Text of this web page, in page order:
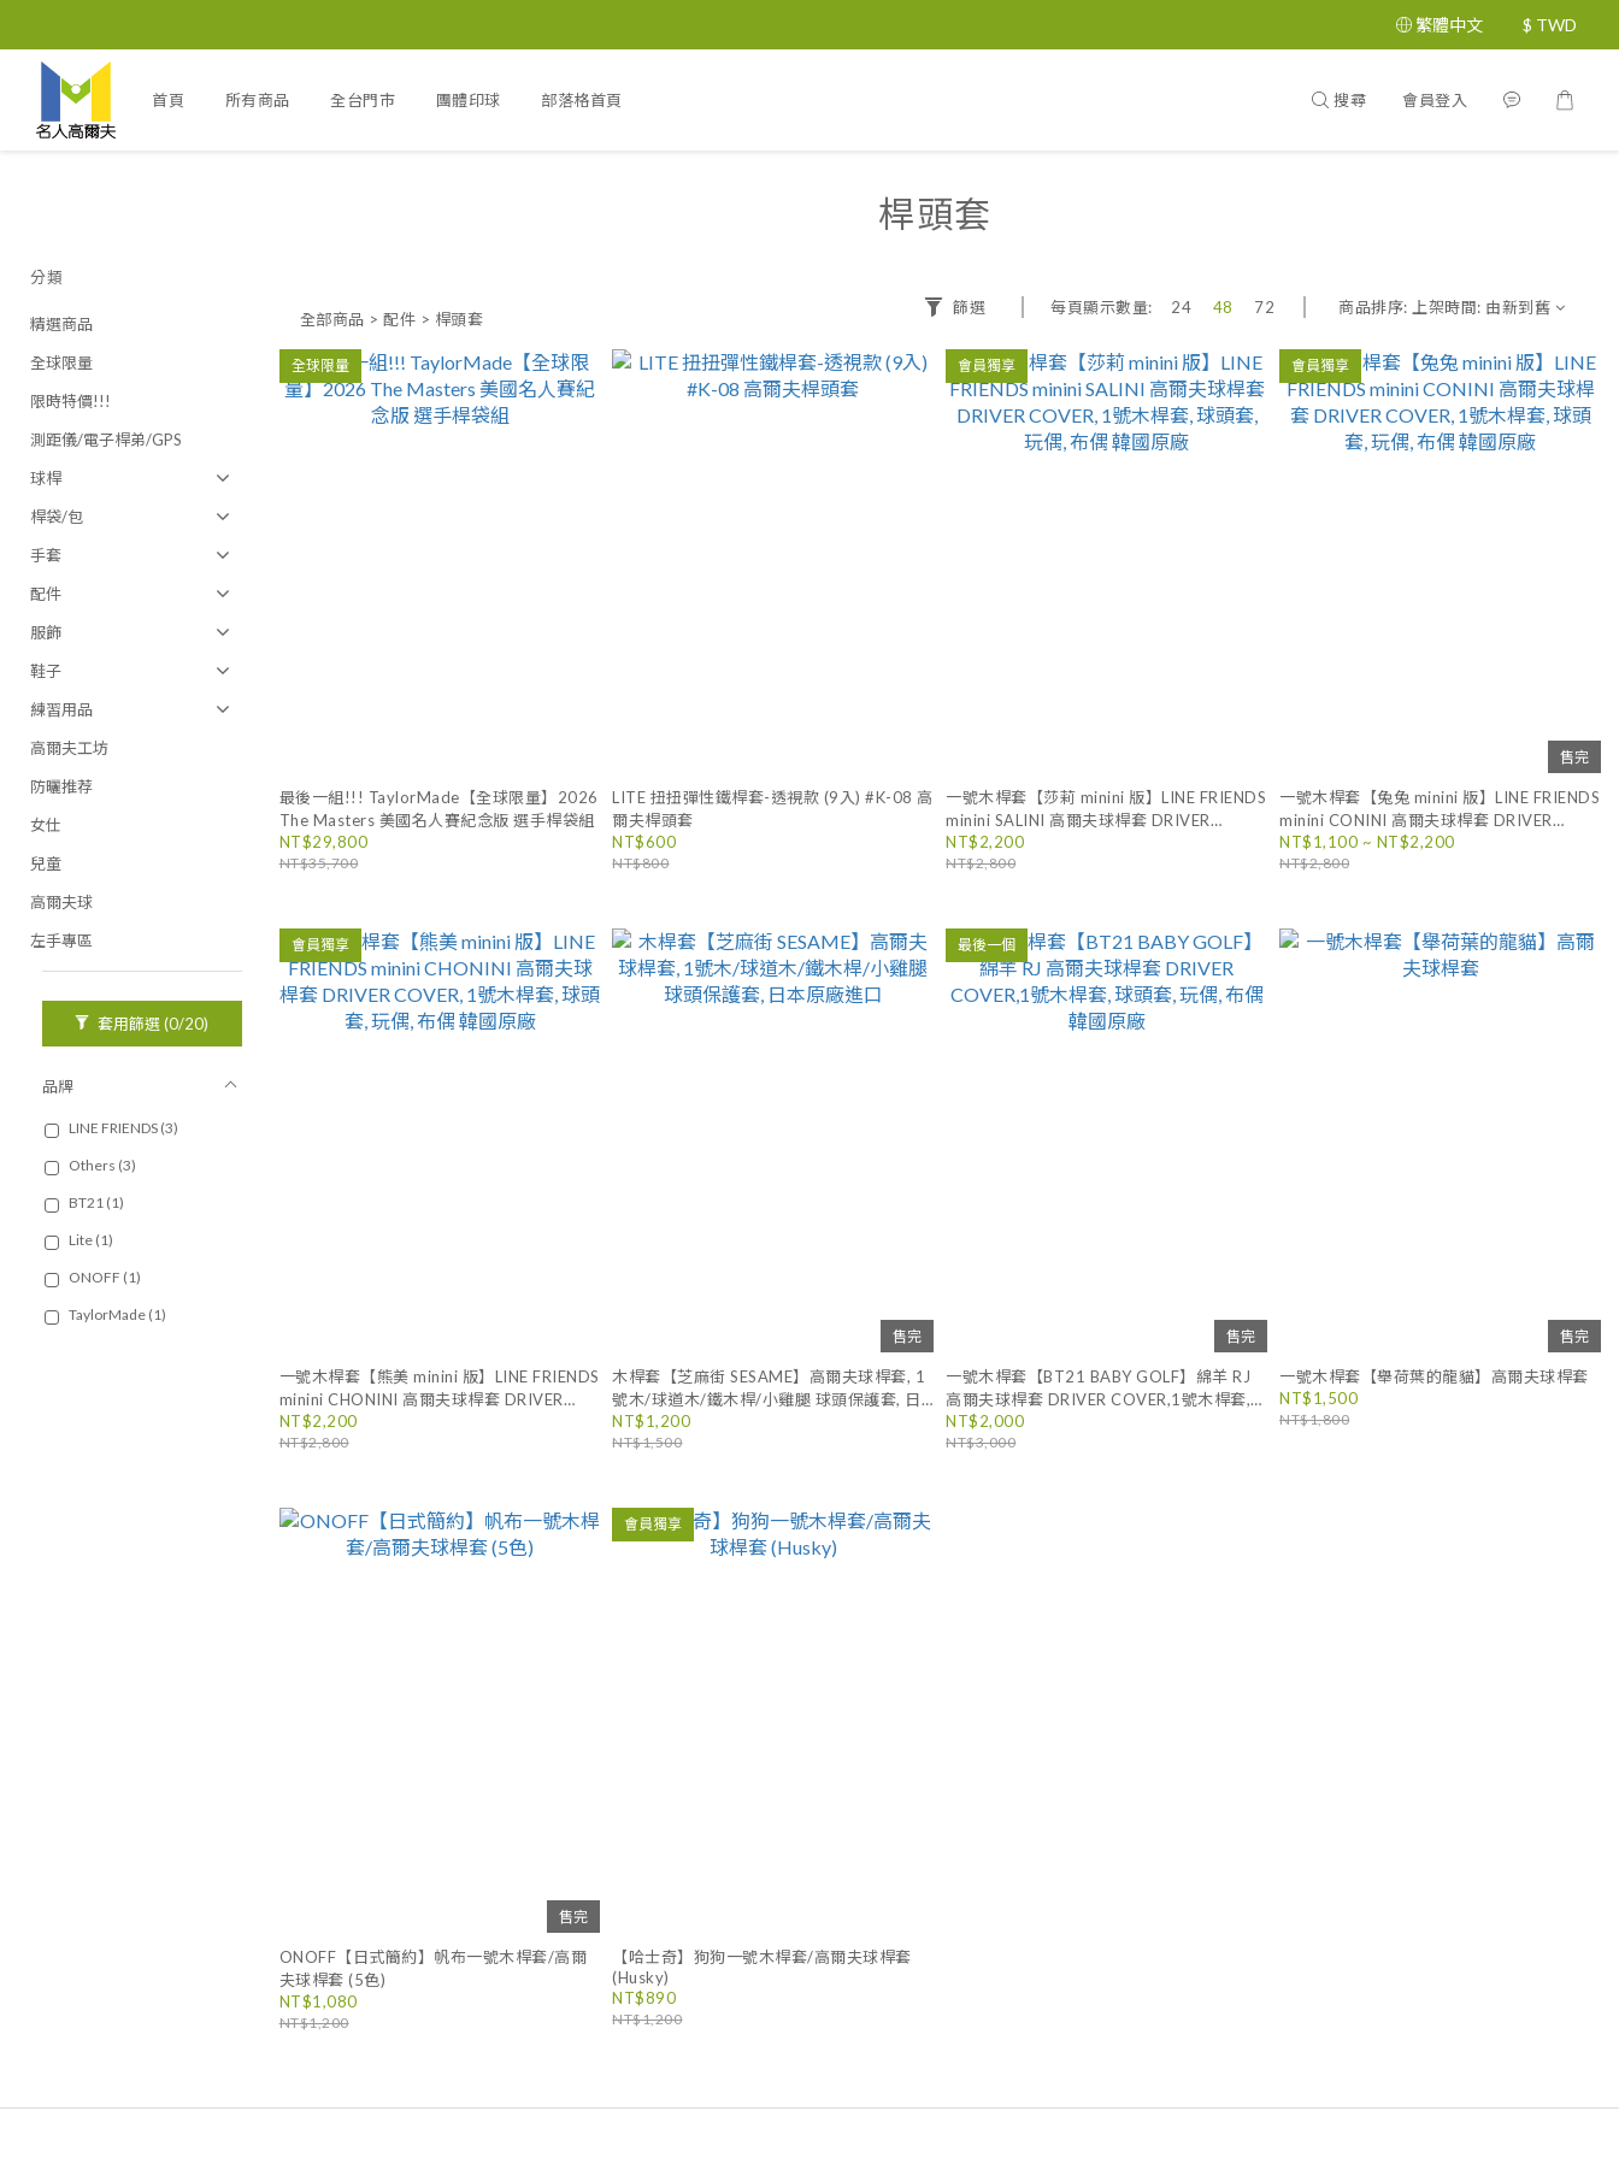
繁體中文 $ TWD
首頁 所有商品 全台門市 團體印球 部落格首頁 搜尋 會員登入
分類
精選商品
全球限量
限時特價!!!
測距儀/電子桿弟/GPS
球桿
桿袋/包
手套
配件
服飾
鞋子
練習用品
高爾夫工坊
防曬推荐
女仕
兒童
高爾夫球
左手專區
套用篩選(0/20)
品牌
LINE FRIENDS (3)
Others (3)
BT21 (1)
Lite (1)
ONOFF (1)
TaylorMade (1)
桿頭套
全部商品 >配件 > 桿頭套
篩選 每頁顯示數量: 24 48 72 商品排序: 上架時間: 由新到舊
全球限量
最後一組!!! TaylorMade【全球限量】2026
The Masters 美國名人賽紀念版 選手桿袋組
NT$29,800
NT$35,700
LITE 扭扭彈性鐵桿套-透視款 (9入) #K-08 高
爾夫桿頭套
NT$600
NT$800
會員獨享
一號木桿套【莎莉 minini 版】LINE FRIENDS
minini SALINI 高爾夫球桿套 DRIVER
COVER, 1號木桿套, 球頭套, 玩偶, 布偶 韓國
原廠
NT$2,200
NT$2,800
會員獨享
售完
一號木桿套【兔兔 minini 版】LINE FRIENDS
minini CONINI 高爾夫球桿套 DRIVER
COVER, 1號木桿套, 球頭套, 玩偶, 布偶 韓國
原廠
NT$1,100 ~ NT$2,200
NT$2,800
會員獨享
一號木桿套【熊美 minini 版】LINE FRIENDS
minini CHONINI 高爾夫球桿套 DRIVER
COVER, 1號木桿套, 球頭套, 玩偶, 布偶 韓國
原廠
NT$2,200
NT$2,800
售完
木桿套【芝麻街 SESAME】高爾夫球桿套, 1
號木/球道木/鐵木桿/小雞腿 球頭保護套, 日
本原廠進口
NT$1,200
NT$1,500
最後一個
售完
一號木桿套【BT21 BABY GOLF】綿羊 RJ
高爾夫球桿套 DRIVER COVER,1號木桿套,
球頭套, 玩偶, 布偶 韓國原廠
NT$2,000
NT$3,000
售完
一號木桿套【舉荷葉的龍貓】高爾夫球桿套
NT$1,500
NT$1,800
售完
ONOFF【日式簡約】帆布一號木桿套/高爾
夫球桿套 (5色)
NT$1,080
NT$1,200
會員獨享
【哈士奇】狗狗一號木桿套/高爾夫球桿套
(Husky)
NT$890
NT$1,200